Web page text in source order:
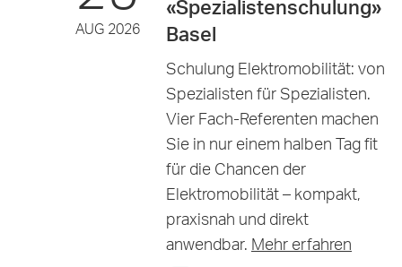
AUG 2026
«Spezialistenschulung»
Basel
Schulung Elektromobilität: von
Spezialisten für Spezialisten.
Vier Fach-Referenten machen
Sie in nur einem halben Tag fit
für die Chancen der
Elektromobilität – kompakt,
praxisnah und direkt
anwendbar. Mehr erfahren